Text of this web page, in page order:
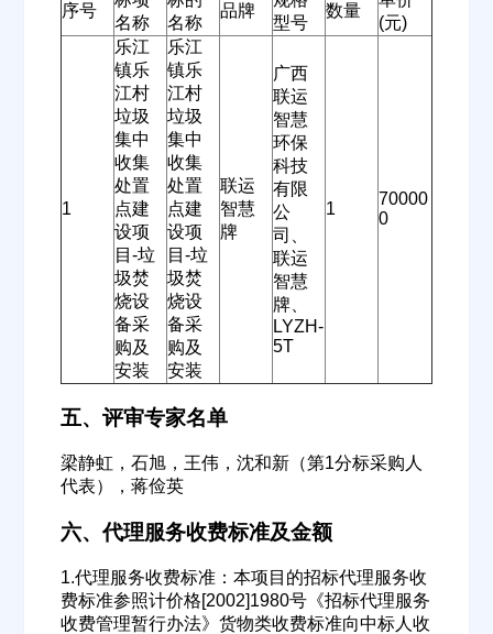
序号
名称
名称
品牌
型号
数量
(元)
1
乐江
镇乐
江村
垃圾
集中
收集
处置
点建
设项
目-垃
圾焚
烧设
备采
购及
安装
乐江
镇乐
江村
垃圾
集中
收集
处置
点建
设项
目-垃
圾焚
烧设
备采
购及
安装
联运
智慧
牌
广西
联运
智慧
环保
科技
有限
公
司、
联运
智慧
牌、
LYZH-
5T
1
70000
0
五、评审专家名单
梁静虹，石旭，王伟，沈和新（第1分标采购人
代表），蒋俭英
六、代理服务收费标准及金额
1.代理服务收费标准：本项目的招标代理服务收
费标准参照计价格[2002]1980号《招标代理服务
收费管理暂行办法》货物类收费标准向中标人收
欢迎入驻供应商 ဆ